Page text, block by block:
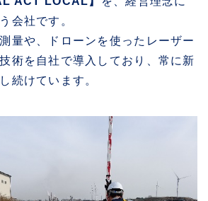
会社です。
量や、ドローンを使ったレーザー
術を自社で導入しており、常に新
続けています。